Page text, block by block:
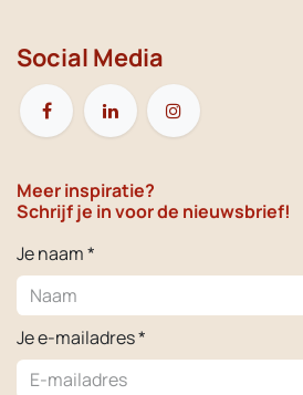
Social Media
Meer inspiratie?
Schrijf je in voor de nieuwsbrief!
Je naam *
Je e-mailadres *